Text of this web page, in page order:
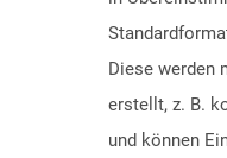
Diese werden
erstellt, z. B.
und können